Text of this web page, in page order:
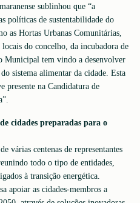
sublinhou que “a
políticas de sustentabilidade do
as Hortas Urbanas Comunitárias,
do concelho, da incubadora de
Municipal tem vindo a desenvolver
sistema alimentar da cidade. Esta
presente na Candidatura de
cidades preparadas para o
várias centenas de representantes
todo o tipo de entidades,
à transição energética.
apoiar as cidades-membros a